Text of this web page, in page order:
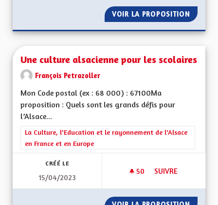
VOIR LA PROPOSITION
Une culture alsacienne pour les scolaires
François Petrazoller
Mon Code postal (ex : 68 000) : 67100Ma
proposition : Quels sont les grands défis pour
l’Alsace...
Filtrer les résultats de la catégorie : La Culture, l'Education et
La Culture, l'Education et le rayonnement de l'Alsace
en France et en Europe
CRÉÉ LE
15/04/2023
50 50 ABONNÉS
SUIVRE